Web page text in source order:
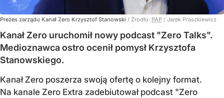
Prezes zarządu Kanał Zero Krzysztof Stanowski / Źródło: PAP / Jarek Praszkiewicz
Kanał Zero uruchomił nowy podcast "Zero Talks".
Medioznawca ostro ocenił pomysł Krzysztofa
Stanowskiego.
Kanał Zero poszerza swoją ofertę o kolejny format.
Na kanale Zero Extra zadebiutował podcast "Zero